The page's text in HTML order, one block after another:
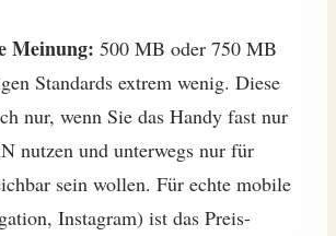
Meinung: 500 MB oder 750 MB
Standards extrem wenig. Diese
nur, wenn Sie das Handy fast nur
nutzen und unterwegs nur für
sein wollen. Für echte mobile
Instagram) ist das Preis-